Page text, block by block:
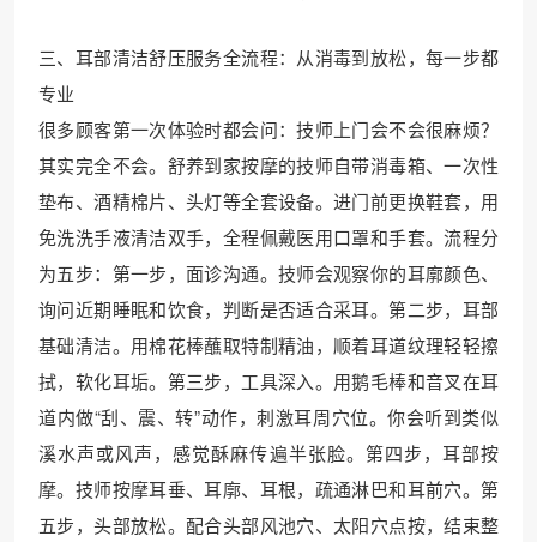
三、耳部清洁舒压服务全流程：从消毒到放松，每一步都
专业
很多顾客第一次体验时都会问：技师上门会不会很麻烦？
其实完全不会。舒养到家按摩的技师自带消毒箱、一次性
垫布、酒精棉片、头灯等全套设备。进门前更换鞋套，用
免洗洗手液清洁双手，全程佩戴医用口罩和手套。流程分
为五步：第一步，面诊沟通。技师会观察你的耳廓颜色、
询问近期睡眠和饮食，判断是否适合采耳。第二步，耳部
基础清洁。用棉花棒蘸取特制精油，顺着耳道纹理轻轻擦
拭，软化耳垢。第三步，工具深入。用鹅毛棒和音叉在耳
道内做“刮、震、转”动作，刺激耳周穴位。你会听到类似
溪水声或风声，感觉酥麻传遍半张脸。第四步，耳部按
摩。技师按摩耳垂、耳廓、耳根，疏通淋巴和耳前穴。第
五步，头部放松。配合头部风池穴、太阳穴点按，结束整